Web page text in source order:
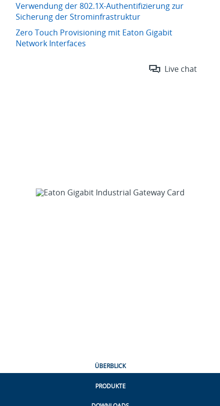
Verwendung der 802.1X-Authentifizierung zur
Sicherung der Strominfrastruktur
Zero Touch Provisioning mit Eaton Gigabit
Network Interfaces
Live chat
ÜBERBLICK
PRODUKTE